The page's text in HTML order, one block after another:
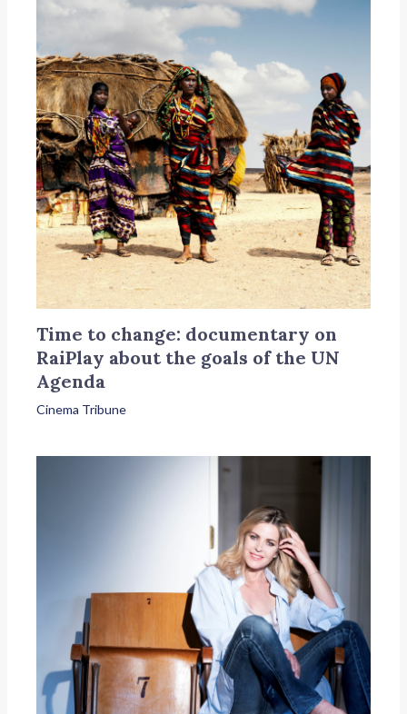
Time to change: documentary on
RaiPlay about the goals of the UN
Agenda
Cinema Tribune